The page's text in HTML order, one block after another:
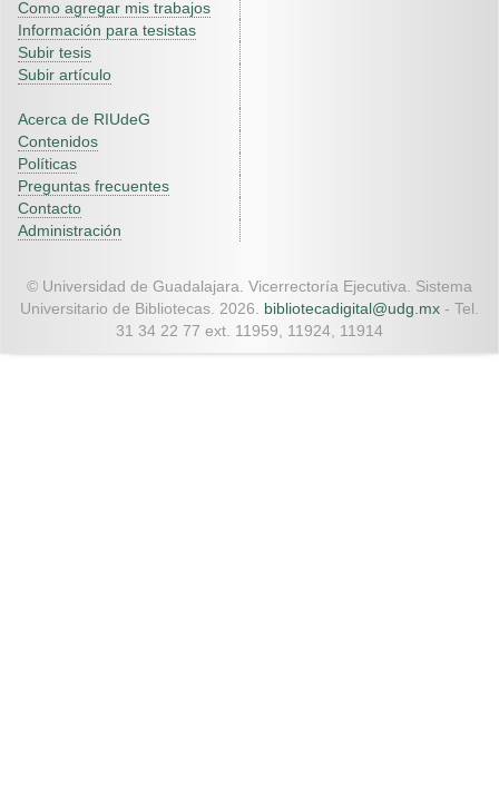
Como agregar mis trabajos
Información para tesistas
Subir tesis
Subir artículo
Acerca de RIUdeG
Contenidos
Políticas
Preguntas frecuentes
Contacto
Administración
© Universidad de Guadalajara. Vicerrectoría Ejecutiva. Sistema
Universitario de Bibliotecas. 2026. bibliotecadigital@udg.mx - Tel.
31 34 22 77 ext. 11959, 11924, 11914